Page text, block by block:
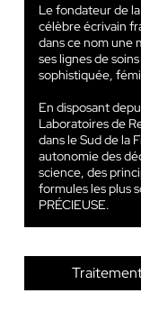
Le fondateur de
célèbre écrivain
dans ce nom une
ses lignes de
sophistiquée,
En disposant
Laboratoires de
dans le Sud de la
autonomie des
science, des
formules les plus
PRÉCIEUSE.